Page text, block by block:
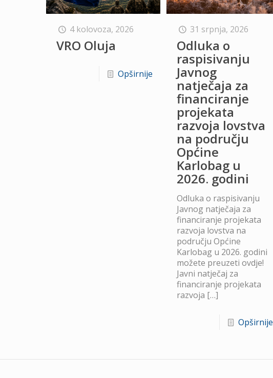
4 kolovoza, 2026
VRO Oluja
Opširnije
31 srpnja, 2026
Odluka o
raspisivanju
Javnog
natječaja za
financiranje
projekata
razvoja lovstva
na području
Općine
Karlobag u
2026. godini
Odluka o raspisivanju
Javnog natječaja za
financiranje projekata
razvoja lovstva na
području Općine
Karlobag u 2026. godini
možete preuzeti ovdje!
Javni natječaj za
financiranje projekata
razvoja […]
Opširnije